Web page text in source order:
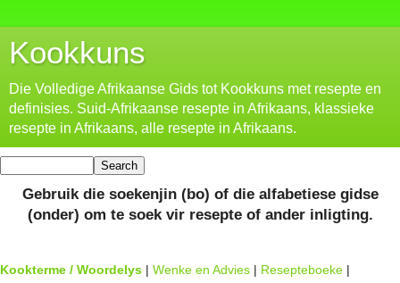
Kookkuns
Die Volledige Afrikaanse Gids tot Kookkuns met resepte en
definisies. Suid-Afrikaanse resepte in Afrikaans, klassieke
resepte in Afrikaans, alle resepte in Afrikaans.
Gebruik die soekenjin (bo) of die alfabetiese gidse
(onder) om te soek vir resepte of ander inligting.
Kookterme / Woordelys | Wenke en Advies | Resepteboeke |